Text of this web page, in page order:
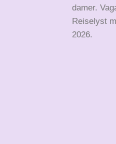
damer.
Reiselyst
2026.